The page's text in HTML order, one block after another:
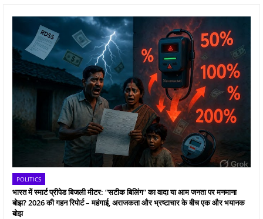
POLITICS
भारत में स्मार्ट प्रीपेड बिजली मीटर: “सटीक बिलिंग” का वादा या आम जनता पर मनमाना
बोझ? 2026 की गहन रिपोर्ट – महंगाई, अराजकता और भ्रष्टाचार के बीच एक और भयानक
बोझ